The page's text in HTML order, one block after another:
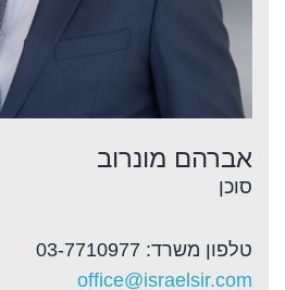
אברהם מונרוב
סוכן
טלפון משרד: 03-7710977
office@israelsir.com